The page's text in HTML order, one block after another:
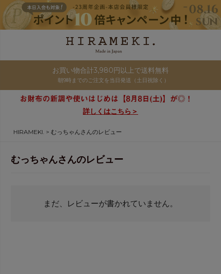
お買い物合計3,980円以上で送料無料
朝9時までのご注文を当日発送（土日祝除く）
詳しくはこちら＞
HIRAMEKI. むっちゃんさんのレビュー
むっちゃんさんのレビュー
まだ、レビューが書かれていません。